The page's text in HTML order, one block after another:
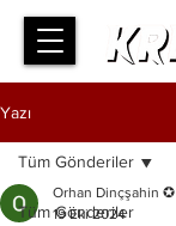
Yazı
Tüm Gönderiler
Tüm Gönderiler
Orhan Dinçşahin ✪
19 Eki 2024